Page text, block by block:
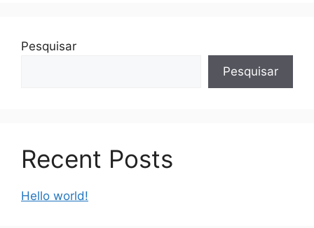
Pesquisar
Pesquisar
Recent Posts
Hello world!